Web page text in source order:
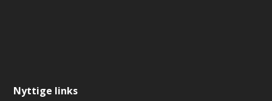
Nyttige links